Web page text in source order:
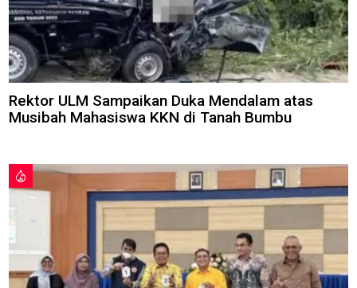
Rektor ULM Sampaikan Duka Mendalam atas
Musibah Mahasiswa KKN di Tanah Bumbu